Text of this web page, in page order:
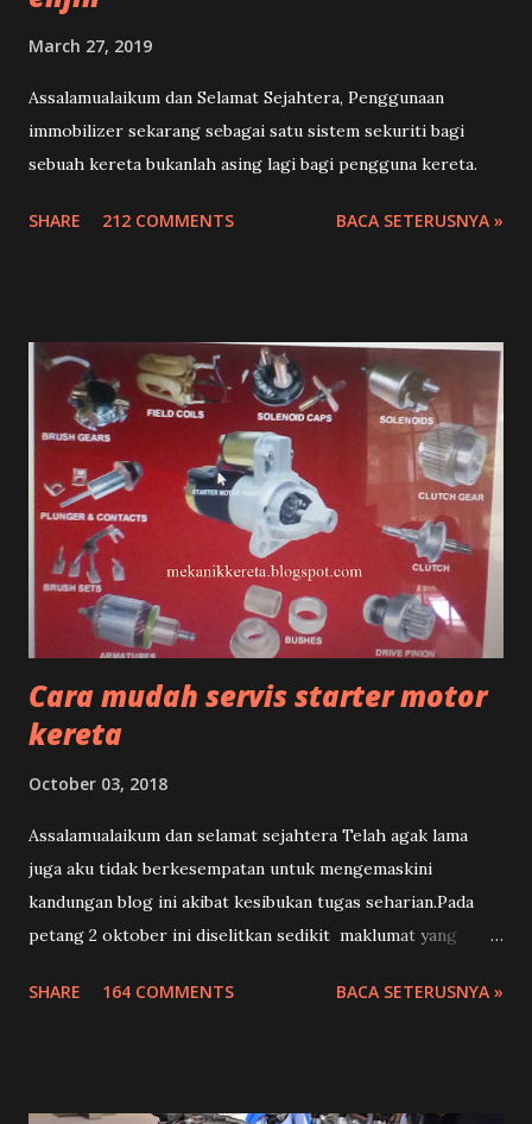
March 27, 2019
Assalamualaikum dan Selamat Sejahtera, Penggunaan
immobilizer sekarang sebagai satu sistem sekuriti bagi
sebuah kereta bukanlah asing lagi bagi pengguna kereta.
SHARE 212 COMMENTS BACA SETERUSNYA »
Cara mudah servis starter motor
kereta
October 03, 2018
Assalamualaikum dan selamat sejahtera Telah agak lama
juga aku tidak berkesempatan untuk mengemaskini
kandungan blog ini akibat kesibukan tugas seharian.Pada
petang 2 oktober ini diselitkan sedikit maklumat yang
tahu akan kerosakan yang amat mudah terjadi pada starter
SHARE 164 COMMENTS BACA SETERUSNYA »